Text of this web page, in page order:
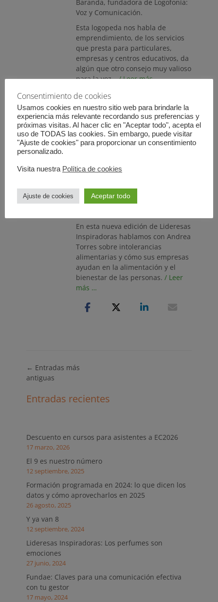
Baranda, fundadora de Logofonía:
Voz y Comunicación.
Esta logopeda nos habla de
emprendimiento, de los servicios
que presta para particulares,
empresas y centros educativos, da
algún que otro consejo muy valioso
para la voz…/ Leer más …
alimentación e
Publicado
el
10 octubre, 2022
En esta nueva edición de Lideresas
Inspiradoras hablamos con Andrea
Torres sobre intolerancias
alimentarias y cómo sus empresas
ayudan en la alimentación y el
bienestar de las personas. / Leer
más …
Navegación
de
← Entradas más
antiguas
Entradas recientes
Descuento en cursos para asistentes a EC2026
17 marzo, 2026
El 9 es nuestro número
12 septiembre, 2025
Formación programada en 2024: lo que dicen los
datos y cómo aprovecharlos en 2025
26 agosto, 2025
Y ya van 8
12 septiembre, 2024
Lideresas Inspiradoras: Los perfumes son
emociones
27 junio, 2024
Fundae: Claves para una comunicación efectiva
con tu gestor
17 mayo, 2024
Consentimiento de cookies
Usamos cookies en nuestro sitio web para brindarle la
experiencia más relevante recordando sus preferencias y
próximas visitas. Al hacer clic en "Aceptar todo", acepta el
uso de TODAS las cookies. Sin embargo, puede visitar
"Ajuste de cookies" para proporcionar un consentimiento
personalizado.
Visita nuestra Política de cookies
Ajuste de cookies Aceptar todo